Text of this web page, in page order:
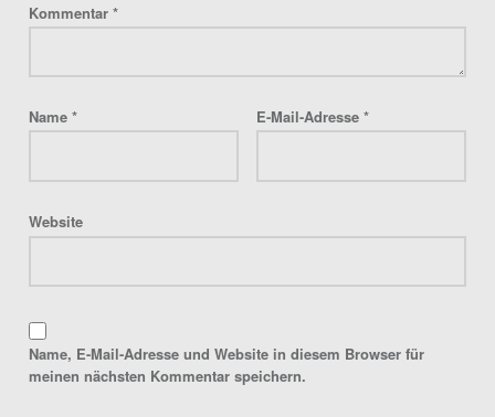
Kommentar *
Name * E-Mail-Adresse *
Website
Name, E-Mail-Adresse und Website in diesem Browser für
meinen nächsten Kommentar speichern.